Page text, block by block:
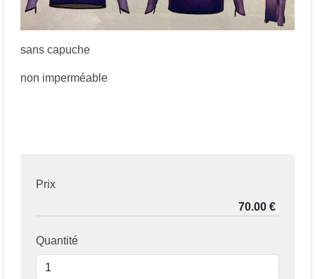
sans capuche
non imperméable
Prix
Quantité